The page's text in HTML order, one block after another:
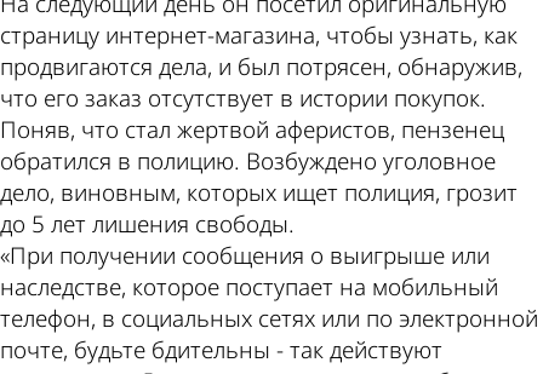
страницу интернет-магазина, чтобы узнать, как
продвигаются дела, и был потрясен, обнаружив,
что его заказ отсутствует в истории покупок.
Поняв, что стал жертвой аферистов, пензенец
обратился в полицию. Возбуждено уголовное
дело, виновным, которых ищет полиция, грозит
до 5 лет лишения свободы.
«При получении сообщения о выигрыше или
наследстве, которое поступает на мобильный
телефон, в социальных сетях или по электронной
почте, будьте бдительны - так действуют